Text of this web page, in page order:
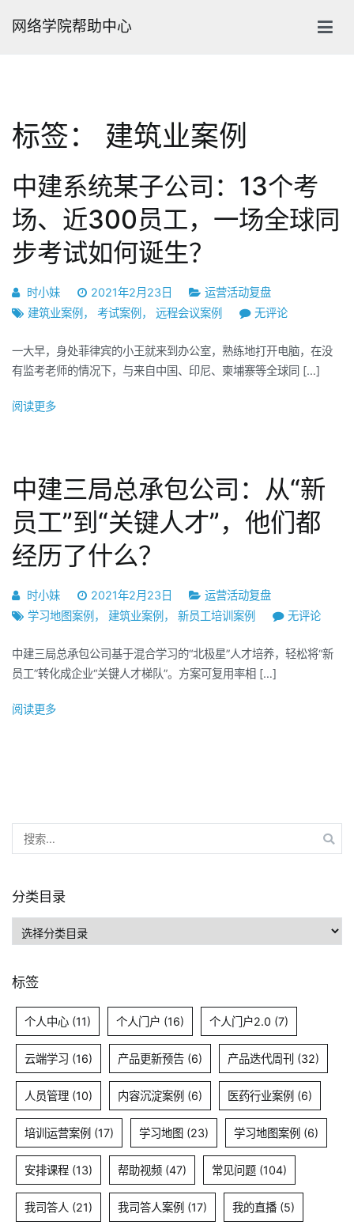
网络学院帮助中心
标签： 建筑业案例
中建系统某子公司：13个考
场、近300员工，一场全球同
步考试如何诞生？
时小妹 2021年2月23日
运营活动复盘
建筑业案例 ， 考试案例 ， 远程会议案例
中
系
统
考
场、
员
工，
场
全
诞
无评论
一大早，身处菲律宾的小王就来到办公室，熟练地打开电脑，在没
有监考老师的情况下，与来自中国、印尼、柬埔寨等全球同 […]
阅读更多
中建三局总承包公司：从“新
员工”到“关键人才”，他们都
经历了什么？
时小妹 2021年2月23日
运营活动复盘
学习地图案例 ， 建筑业案例 ， 新员工培训案例
中
三
工”
都
经
历
了
什
么？
无评论
中建三局总承包公司基于混合学习的“北极星”人才培养，轻松将“新
员工”转化成企业“关键人才梯队”。方案可复用率相 […]
阅读更多
索：
分类目录
类
录
标签
个人中心 (11) 个人门户 (16) 个人门户2.0 (7)
云端学习 (16) 产品更新预告 (6) 产品迭代周刊 (32)
人员管理 (10) 内容沉淀案例 (6) 医药行业案例 (6)
培训运营案例 (17) 学习地图 (23) 学习地图案例 (6)
安排课程 (13) 帮助视频 (47) 常见问题 (104)
我司答人 (21) 我司答人案例 (17) 我的直播 (5)